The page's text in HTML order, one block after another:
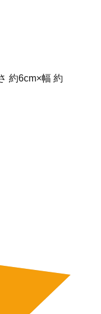
約6cm×幅 約